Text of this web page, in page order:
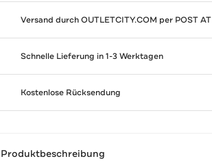
Versand durchOUTLETCITY.COM per POST AT
Schnelle Lieferung in 1-3 Werktagen
Kostenlose Rücksendung
Produktbeschreibung